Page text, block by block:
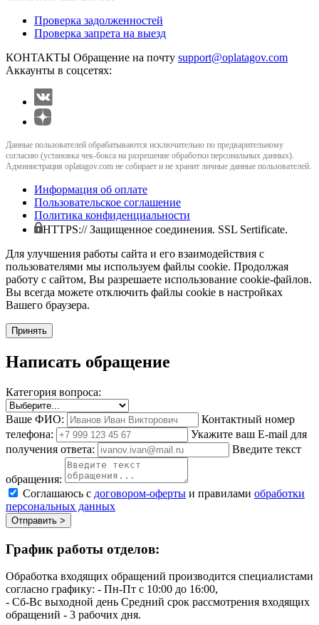
Проверка задолженностей
Проверка запрета на выезд
КОНТАКТЫ Обращение на почту support@oplatagov.com
Аккаунты в соцсетях:
Данные пользователей обрабатываются исключительно по предварительному
согласию (установка чек-бокса на разрешение обработки персональных данных).
Администрация oplatagov.com не собирает и не хранит личные данные пользователей.
Информация об оплате
Пользовательское соглашение
Политика конфиденциальности
HTTPS:// Защищенное соединения. SSL Sertificate.
Для улучшения работы сайта и его взаимодействия с
пользователями мы используем файлы cookie. Продолжая
работу с сайтом, Вы разрешаете использование cookie-файлов.
Вы всегда можете отключить файлы cookie в настройках
Вашего браузера.
Принять
Написать обращение
Категория вопроса:
Ваше ФИО:
Контактный номер
телефона:
Укажите ваш E-mail для
получения ответа:
Введите текст
обращения:
Соглашаюсь с договором-оферты и правилами обработки
персональных данных
Отправить >
График работы отделов:
Обработка входящих обращений производится специалистами
согласно графику: - Пн-Пт с 10:00 до 16:00,
- Сб-Вс выходной день Средний срок рассмотрения входящих
обращений - 3 рабочих дня.